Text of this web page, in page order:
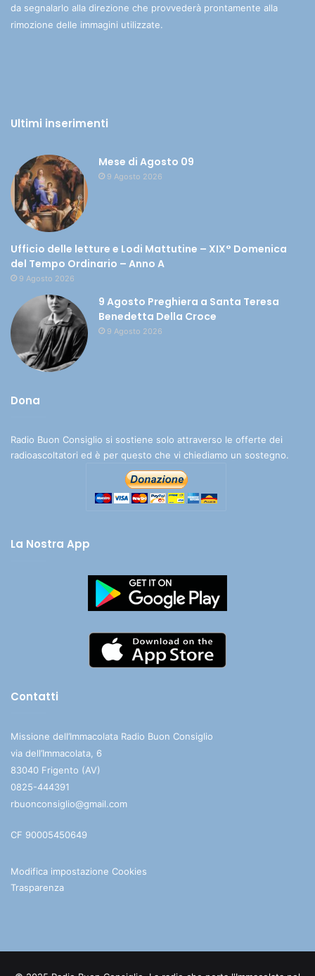
da segnalarlo alla direzione che provvederà prontamente alla
rimozione delle immagini utilizzate.
Ultimi inserimenti
Mese di Agosto 09
9 Agosto 2026
Ufficio delle letture e Lodi Mattutine – XIX° Domenica
del Tempo Ordinario – Anno A
9 Agosto 2026
9 Agosto Preghiera a Santa Teresa
Benedetta Della Croce
9 Agosto 2026
Dona
Radio Buon Consiglio si sostiene solo attraverso le offerte dei
radioascoltatori ed è per questo che vi chiediamo un sostegno.
La Nostra App
Contatti
Missione dell’Immacolata Radio Buon Consiglio
via dell’Immacolata, 6
83040 Frigento (AV)
0825-444391
rbuonconsiglio@gmail.com
CF 90005450649
Modifica impostazione Cookies
Trasparenza